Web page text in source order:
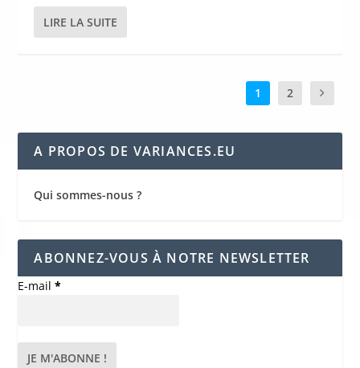
LIRE LA SUITE
1 2
A PROPOS DE VARIANCES.EU
Qui sommes-nous ?
ABONNEZ-VOUS À NOTRE NEWSLETTER
E-mail*